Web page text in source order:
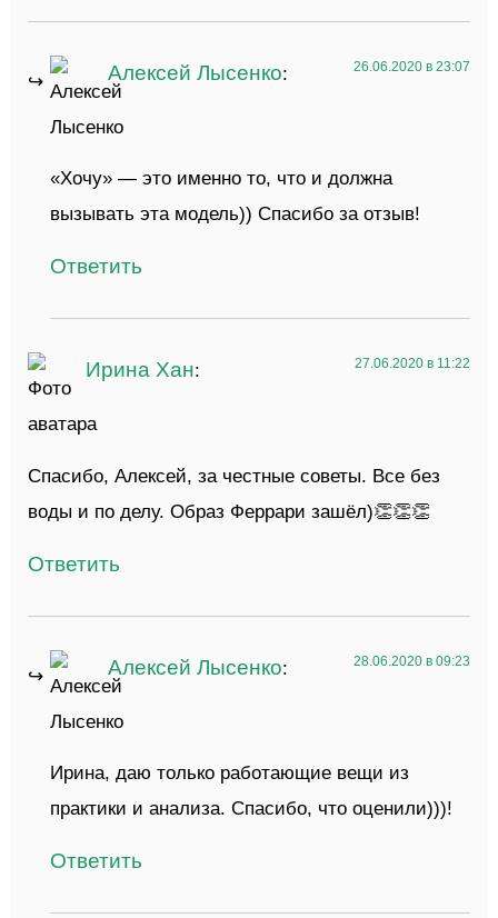
Алексей Лысенко: 26.06.2020 в 23:07
«Хочу» — это именно то, что и должна
вызывать эта модель)) Спасибо за отзыв!
Ответить
Ирина Хан: 27.06.2020 в 11:22
Спасибо, Алексей, за честные советы. Все без
воды и по делу. Образ Феррари зашёл)👏👏👏
Ответить
Алексей Лысенко: 28.06.2020 в 09:23
Ирина, даю только работающие вещи из
практики и анализа. Спасибо, что оценили)))!
Ответить